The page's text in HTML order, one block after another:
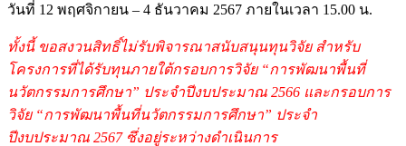
วันที่ 12 พฤศจิกายน – 4 ธันวาคม 2567 ภายในเวลา 15.00 น.
ทั้งนี้ ขอสงวนสิทธิ์ไม่รับพิจารณาสนับสนุนทุนวิจัย สำหรับ
โครงการที่ได้รับทุนภายใต้กรอบการวิจัย “การพัฒนาพื้นที่
นวัตกรรมการศึกษา” ประจำปีงบประมาณ 2566 และกรอบการ
วิจัย “การพัฒนาพื้นที่นวัตกรรมการศึกษา” ประจำ
ปีงบประมาณ 2567 ซึ่งอยู่ระหว่างดำเนินการ